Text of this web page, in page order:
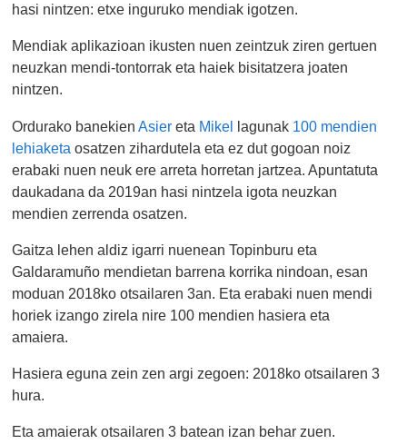
hasi nintzen: etxe inguruko mendiak igotzen.
Mendiak aplikazioan ikusten nuen zeintzuk ziren gertuen
neuzkan mendi-tontorrak eta haiek bisitatzera joaten
nintzen.
Ordurako banekien Asier eta Mikel lagunak 100 mendien
lehiaketa osatzen zihardutela eta ez dut gogoan noiz
erabaki nuen neuk ere arreta horretan jartzea. Apuntatuta
daukadana da 2019an hasi nintzela igota neuzkan
mendien zerrenda osatzen.
Gaitza lehen aldiz igarri nuenean Topinburu eta
Galdaramuño mendietan barrena korrika nindoan, esan
moduan 2018ko otsailaren 3an. Eta erabaki nuen mendi
horiek izango zirela nire 100 mendien hasiera eta
amaiera.
Hasiera eguna zein zen argi zegoen: 2018ko otsailaren 3
hura.
Eta amaierak otsailaren 3 batean izan behar zuen.